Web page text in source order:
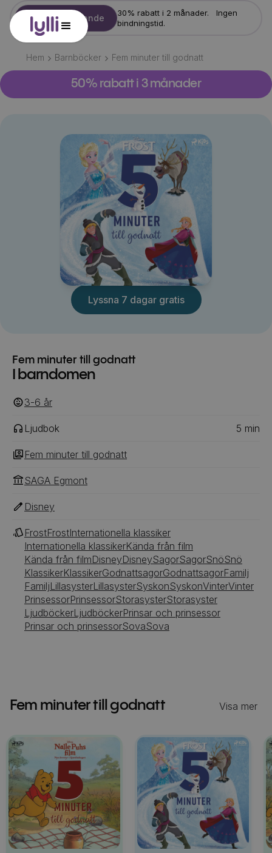
Starta erbjudande
30% rabatt i 2 månader. Ingen
bindningstid.
Hem Barnböcker Fem minuter till godnatt
50% rabatt i 3 månader
Lyssna 7 dagar gratis
Fem minuter till godnatt
I barndomen
3-6 ‎‎ år
Ljudbok 5 min
Fem minuter till godnatt
SAGA Egmont
Disney
FrostFrostInternationella klassiker
Internationella klassikerKända från film
Kända från filmDisneyDisneySagorSagorSnöSnö
KlassikerKlassikerGodnattsagorGodnattsagorFamilj
FamiljLillasysterLillasysterSyskonSyskonVinterVinter
PrinsessorPrinsessorStorasysterStorasyster
LjudböckerLjudböckerPrinsar och prinsessor
Prinsar och prinsessorSovaSova
Fem minuter till godnatt Visa mer